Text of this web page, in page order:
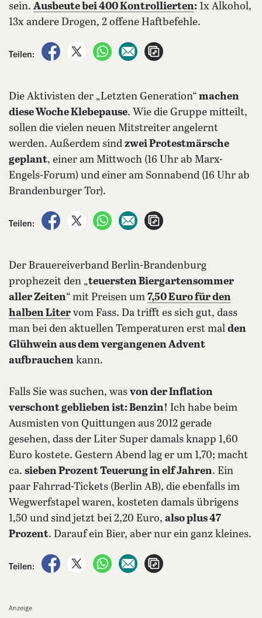
sein. Ausbeute bei 400 Kontrollierten: 1x Alkohol,
13x andere Drogen, 2 offene Haftbefehle.
Teilen:
auf Facebook teilen
auf X teilenper WhatsApp teilen
per E-Mail teilen
Die Aktivisten der „Letzten Generation“ machen
diese Woche Klebepause. Wie die Gruppe mitteilt,
sollen die vielen neuen Mitstreiter angelernt
werden. Außerdem sind zwei Protestmärsche
geplant, einer am Mittwoch (16 Uhr ab Marx-
Engels-Forum) und einer am Sonnabend (16 Uhr ab
Brandenburger Tor).
Teilen:
auf Facebook teilen
auf X teilenper WhatsApp teilen
per E-Mail teilen
Der Brauereiverband Berlin-Brandenburg
prophezeit den „teuersten Biergartensommer
aller Zeiten“ mit Preisen um 7,50 Euro für den
halben Liter vom Fass. Da trifft es sich gut, dass
man bei den aktuellen Temperaturen erst mal den
Glühwein aus dem vergangenen Advent
aufbrauchen kann.
Falls Sie was suchen, was von der Inflation
verschont geblieben ist: Benzin! Ich habe beim
Ausmisten von Quittungen aus 2012 gerade
gesehen, dass der Liter Super damals knapp 1,60
Euro kostete. Gestern Abend lag er um 1,70; macht
ca. sieben Prozent Teuerung in elf Jahren. Ein
paar Fahrrad-Tickets (Berlin AB), die ebenfalls im
Wegwerfstapel waren, kosteten damals übrigens
1,50 und sind jetzt bei 2,20 Euro, also plus 47
Prozent. Darauf ein Bier, aber nur ein ganz kleines.
Teilen:
auf Facebook teilen
auf X teilenper WhatsApp teilen
per E-Mail teilen
Anzeige